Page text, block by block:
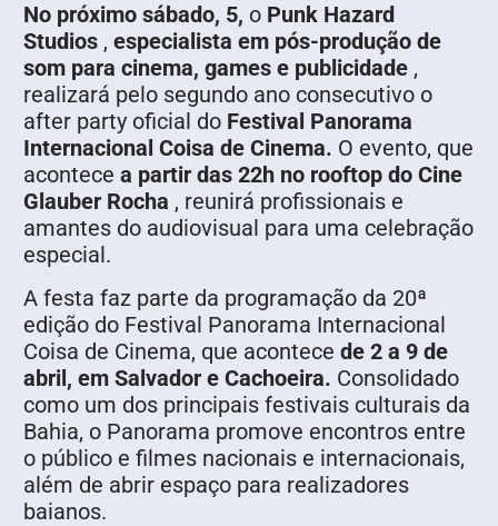
No próximo sábado, 5, o Punk Hazard
Studios , especialista em pós-produção de
som para cinema, games e publicidade ,
realizará pelo segundo ano consecutivo o
after party oficial do Festival Panorama
Internacional Coisa de Cinema. O evento, que
acontece a partir das 22h no rooftop do Cine
Glauber Rocha , reunirá profissionais e
amantes do audiovisual para uma celebração
especial.
A festa faz parte da programação da 20ª
edição do Festival Panorama Internacional
Coisa de Cinema, que acontece de 2 a 9 de
abril, em Salvador e Cachoeira. Consolidado
como um dos principais festivais culturais da
Bahia, o Panorama promove encontros entre
o público e filmes nacionais e internacionais,
além de abrir espaço para realizadores
baianos.